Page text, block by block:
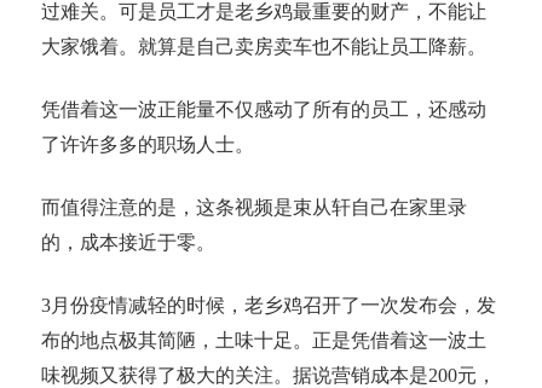
过难关。可是员工才是老乡鸡最重要的财产，不能让
大家饿着。就算是自己卖房卖车也不能让员工降薪。
凭借着这一波正能量不仅感动了所有的员工，还感动
了许许多多的职场人士。
而值得注意的是，这条视频是束从轩自己在家里录
的，成本接近于零。
3月份疫情减轻的时候，老乡鸡召开了一次发布会，发
布的地点极其简陋，土味十足。正是凭借着这一波土
味视频又获得了极大的关注。据说营销成本是200元，